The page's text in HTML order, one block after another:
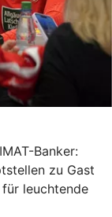
Banker:
zu Gast
leuchtende